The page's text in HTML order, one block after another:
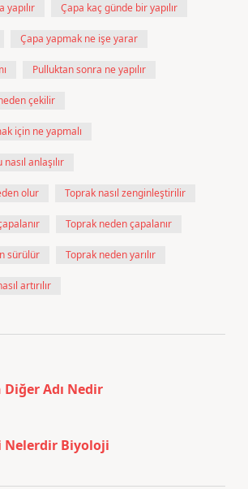
yapılır Çapa kaç günde bir yapılır
Çapa yapmak ne işe yarar
Pulluktan sonra ne yapılır
çekilir
için ne yapmalı
anlaşılır
olur Toprak nasıl zenginleştirilir
Toprak neden çapalanır
sürülür Toprak neden yarılır
artırılır
Adı Nedir
Nelerdir Biyoloji